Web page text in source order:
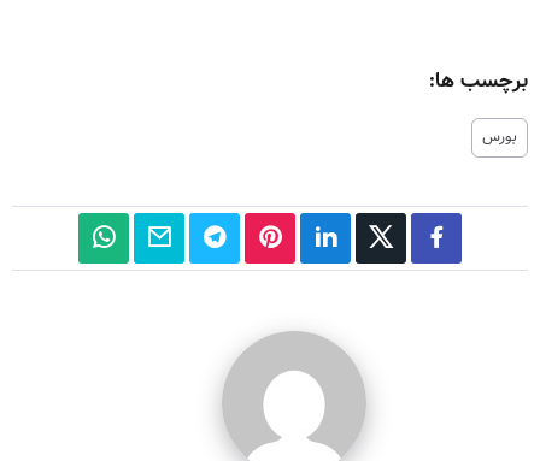
برچسب ها:
بورس